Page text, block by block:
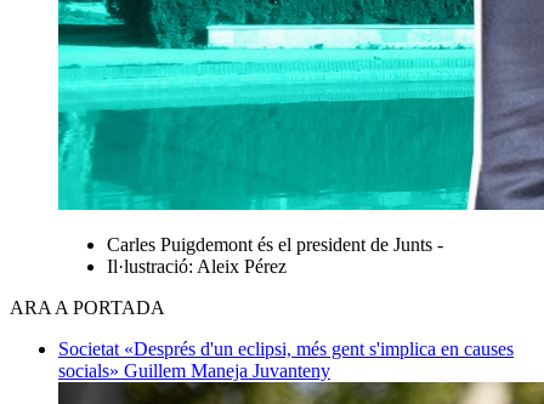
Carles Puigdemont és el president de Junts -
Il·lustració: Aleix Pérez
ARA A PORTADA
Societat «Després d'un eclipsi, més gent s'implica en causes
socials» Guillem Maneja Juvanteny